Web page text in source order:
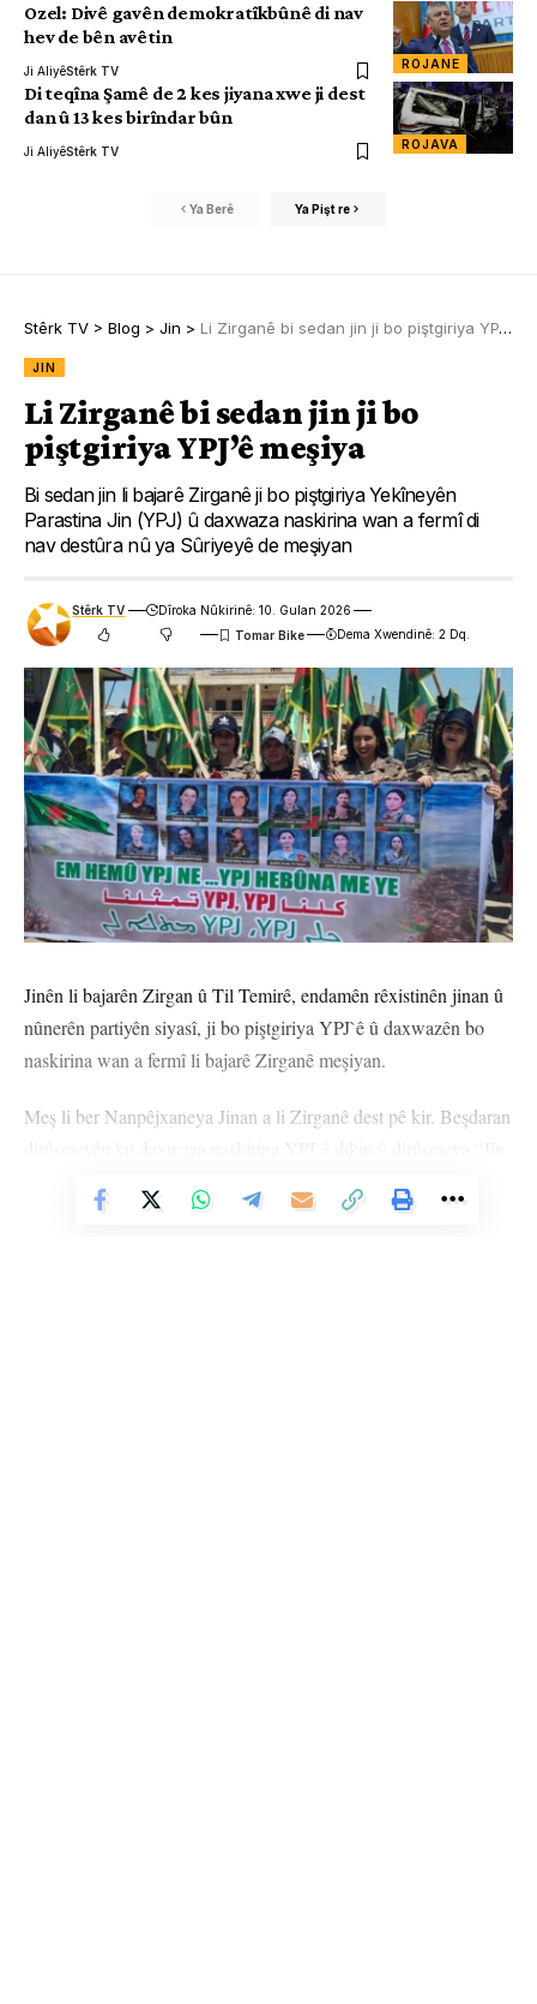
ROJANE
Ozel: Divê gavên demokratîkbûnê di nav
hev de bên avêtin
Ji AliyêStêrk TV
ROJAVA
Di teqîna Şamê de 2 kes jiyana xwe ji dest
dan û 13 kes birîndar bûn
Ji AliyêStêrk TV
Ya Berê Ya Pişt re
Stêrk TV > Blog > Jin > Li Zirganê bi sedan jin ji bo piştgiriya YPJ’ê meşiya
JIN
Li Zirganê bi sedan jin ji bo
piştgiriya YPJ’ê meşiya
Bi sedan jin li bajarê Zirganê ji bo piştgiriya Yekîneyên
Parastina Jin (YPJ) û daxwaza naskirina wan a fermî di
nav destûra nû ya Sûriyeyê de meşiyan
Stêrk TV
Dîroka Nûkirinê: 10. Gulan 2026
Dema Xwendinê: 2 Dq.
Jinên li bajarên Zirgan û Til Temirê, endamên rêxistinên jinan û
nûnerên partiyên siyasî, ji bo piştgiriya YPJ`ê û daxwazên bo
naskirina wan a fermî li bajarê Zirganê meşiyan.
Meş li ber Nanpêjxaneya Jinan a li Zirganê dest pê kir. Beşdaran
veguherî mîtingê
Vê Nûçeyê Bixwîne